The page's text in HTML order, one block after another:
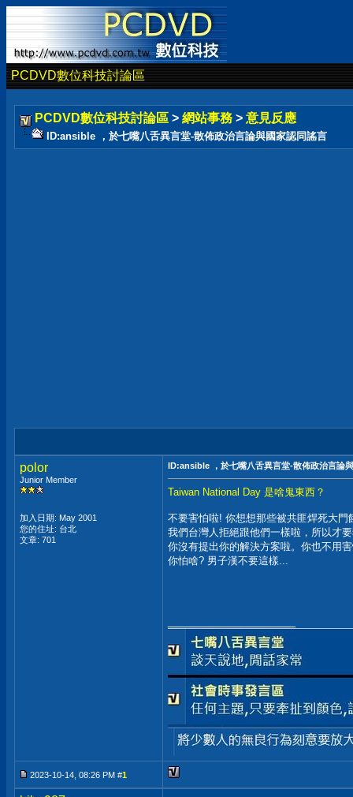
PCDVD數位科技討論區
PCDVD數位科技討論區 > 網站事務 > 意見反應
ID:ansible ，於七嘴八舌異言堂-散佈政治言論與國家認同謠言
polor
Junior Member
加入日期: May 2001
您的住址: 台北
文章: 701
ID:ansible ，於七嘴八舌異言堂-散佈政治言論
Taiwan National Day 是啥鬼東西？
不要害怕啦! 你想想那些被共匪焊死大
我們台灣人拒絕跟他們一樣啦，所以才
你沒有提出你的解決方案啦。你也不用
你怕啥? 男子漢不要這樣...
2023-10-14, 08:26 PM #1